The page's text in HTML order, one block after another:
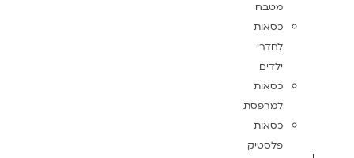
מטבח
כסאות
לחדרי
ילדים
כסאות
למרפסת
כסאות
פלסטיק